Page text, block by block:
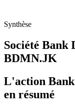
Synthèse
Société Bank
BDMN.JK
L'action
en résumé